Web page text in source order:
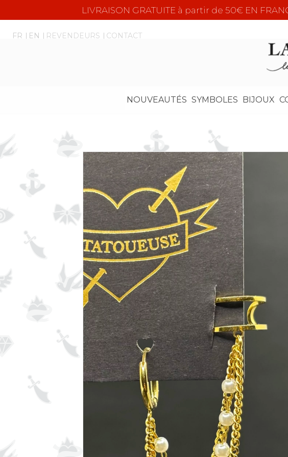
LIVRAISON GRATUITE à partir de 50€ EN
FR EN REVENDEURS CONTACT
NOUVEAUTÉS SYMBOLES BIJOUX